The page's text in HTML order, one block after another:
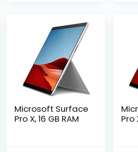
Microsoft Surface
Pro X, 16 GB RAM
Pro